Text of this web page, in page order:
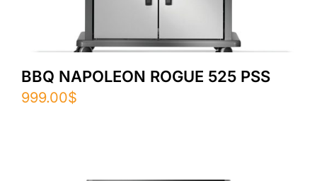
BBQ NAPOLEON ROGUE 525 PSS
999.00$